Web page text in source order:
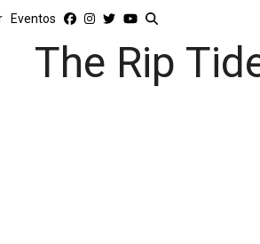
Eventos
The Rip